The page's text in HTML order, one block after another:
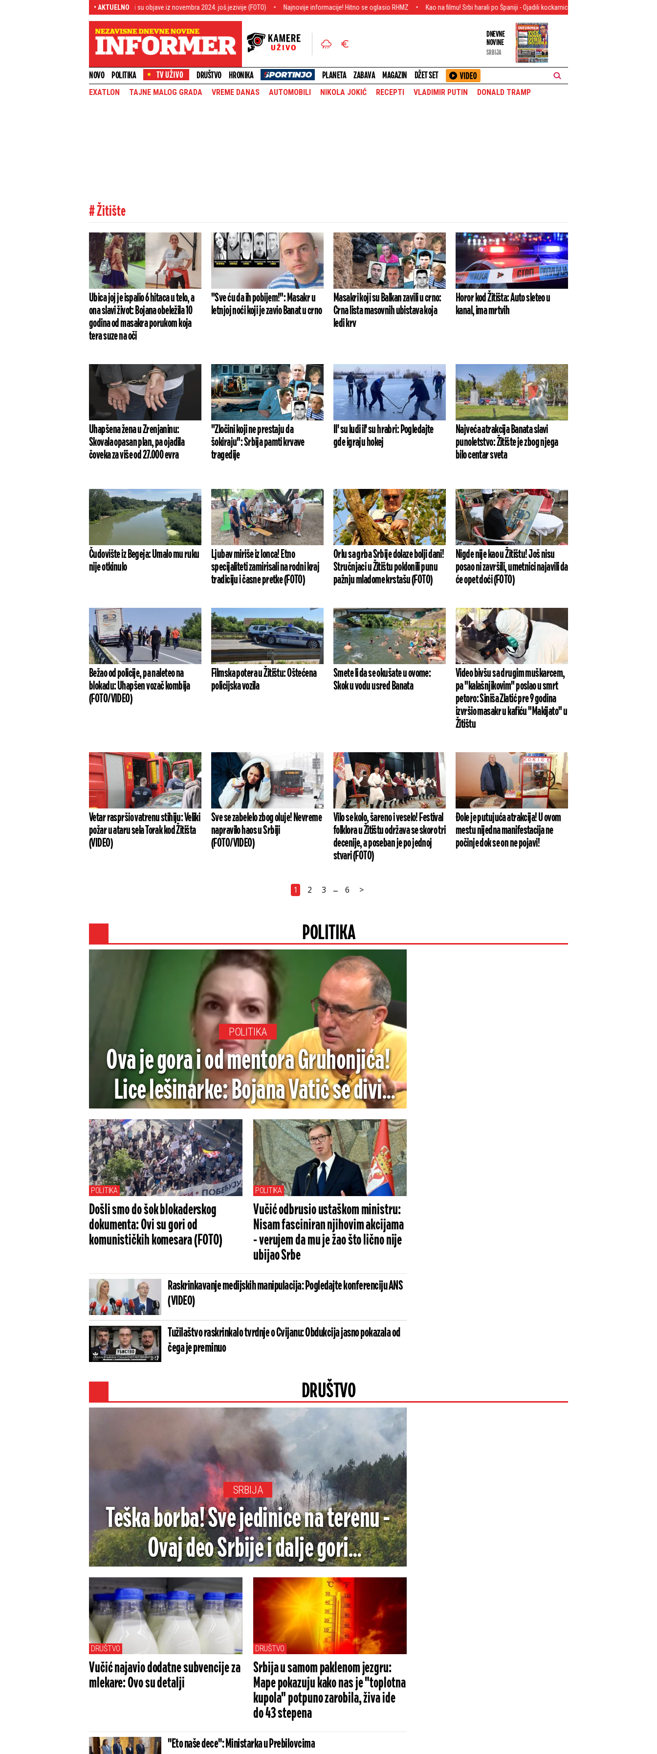
• AKTUELNO
Vatić se divi "Oluju", ali su objave iz novembra 2024. još jezivije (FOTO) Najnovije informacije! Hitno se oglasio RHMZ Kao na filmu! Srbi harali po Španiji - Ojadili kockarnice, iz banke izneli sef, pa plen prevozili ukradenim
DNEVNE
NOVINE
SRBIJA
NOVO POLITIKA DRUŠTVO HRONIKA PLANETA ZABAVA MAGAZIN DŽET SET
EXATLON TAJNE MALOG GRADA VREME DANAS AUTOMOBILI NIKOLA JOKIĆ RECEPTI VLADIMIR PUTIN DONALD TRAMP
# Žitište
Ubica joj je ispalio 6 hitaca u telo, a
ona slavi život: Bojana obeležila 10
godina od masakra porukom koja
tera suze na oči
"Sve ću da ih pobijem!": Masakr u
letnjoj noći koji je zavio Banat u crno
Masakri koji su Balkan zavili u crno:
Crna lista masovnih ubistava koja
ledi krv
Horor kod Žitišta: Auto sleteo u
kanal, ima mrtvih
Uhapšena žena u Zrenjaninu:
Skovala opasan plan, pa ojadila
čoveka za više od 27.000 evra
"Zločini koji ne prestaju da
šokiraju": Srbija pamti krvave
tragedije
Il' su ludi il' su hrabri: Pogledajte
gde igraju hokej
Najveća atrakcija Banata slavi
punoletstvo: Žitište je zbog njega
bilo centar sveta
Čudovište iz Begeja: Umalo mu ruku
nije otkinulo
Ljubav miriše iz lonca! Etno
specijaliteti zamirisali na rodni kraj
tradiciju i časne pretke (FOTO)
Orlu sa grba Srbije dolaze bolji dani!
Stručnjaci u Žitištu poklonili punu
pažnju mladome krstašu (FOTO)
Nigde nije kao u Žitištu! Još nisu
posao ni završili, umetnici najavili da
će opet doći (FOTO)
Bežao od policije, pa naleteo na
blokadu: Uhapšen vozač kombija
(FOTO/VIDEO)
Filmska potera u Žitištu: Oštećena
policijska vozila
Smete li da se okušate u ovome:
Skok u vodu usred Banata
Video bivšu sa drugim muškarcem,
pa "kalašnjikovim" poslao u smrt
petoro: Siniša Zlatić pre 9 godina
izvršio masakr u kafiću "Makijato" u
Žitištu
Vetar raspršio vatrenu stihiju: Veliki
požar u ataru sela Torak kod Žitišta
(VIDEO)
Sve se zabelelo zbog oluje! Nevreme
napravilo haos u Srbiji
(FOTO/VIDEO)
Vilo se kolo, šareno i veselo! Festival
folklora u Žitištu održava se skoro tri
decenije, a poseban je po jednoj
stvari (FOTO)
Đole je putujuća atrakcija! U ovom
mestu nijedna manifestacija ne
počinje dok se on ne pojavi!
1 2 3 ... 6 >
POLITIKA
POLITIKA
Ova je gora i od mentora Gruhonjića!
Lice lešinarke: Bojana Vatić se divi
"Oluju", ali su objave iz novembra
2024. još jezivije (FOTO)
POLITIKA
Došli smo do šok blokaderskog
dokumenta: Ovi su gori od
komunističkih komesara (FOTO)
POLITIKA
Vučić odbrusio ustaškom ministru:
Nisam fasciniran njihovim akcijama
- verujem da mu je žao što lično nije
ubijao Srbe
Raskrinkavanje medijskih manipulacija: Pogledajte konferenciju ANS
(VIDEO)
Tužilaštvo raskrinkalo tvrdnje o Cvijanu: Obdukcija jasno pokazala od
čega je preminuo
DRUŠTVO
SRBIJA
Teška borba! Sve jedinice na terenu -
Ovaj deo Srbije i dalje gori
(FOTO/VIDEO)
DRUŠTVO
Vučić najavio dodatne subvencije za
mlekare: Ovo su detalji
DRUŠTVO
Srbija u samom paklenom jezgru:
Mape pokazuju kako nas je "toplotna
kupola" potpuno zarobila, živa ide
do 43 stepena
"Eto naše dece": Ministarka u Prebilovcima